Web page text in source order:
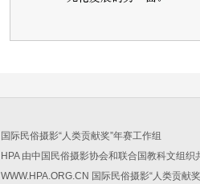
国际民俗摄影“人类贡献奖”年赛工作组
HPA 由中国民俗摄影协会和联合国教科文组
WWW.HPA.ORG.CN 国际民俗摄影“人类贡献